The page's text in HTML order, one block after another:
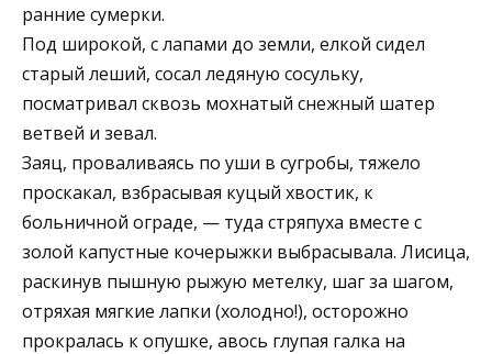
ранние сумерки.
Под широкой, с лапами до земли, елкой сидел
старый леший, сосал ледяную сосульку,
посматривал сквозь мохнатый снежный шатер
ветвей и зевал.
Заяц, проваливаясь по уши в сугробы, тяжело
проскакал, взбрасывая куцый хвостик, к
больничной ограде, — туда стряпуха вместе с
золой капустные кочерыжки выбрасывала. Лисица,
раскинув пышную рыжую метелку, шаг за шагом,
отряхая мягкие лапки (холодно!), осторожно
прокралась к опушке, авось глупая галка на